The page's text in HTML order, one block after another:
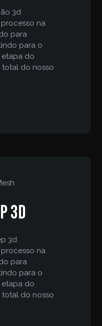
3d
na
para
para o
do
total do nosso
3d
3d
na
para
para o
do
total do nosso